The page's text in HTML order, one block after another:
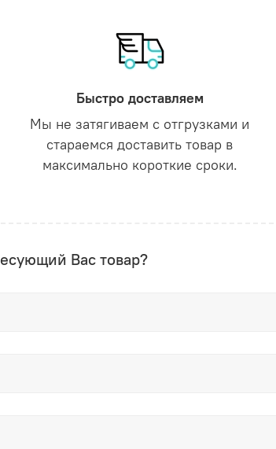
Быстро доставляем
Мы не затягиваем с отгрузками и
стараемся доставить товар в
максимально короткие сроки.
Вас товар?